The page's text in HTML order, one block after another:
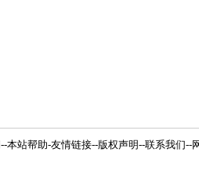
--本站帮助-友情链接--版权声明--联系我们--